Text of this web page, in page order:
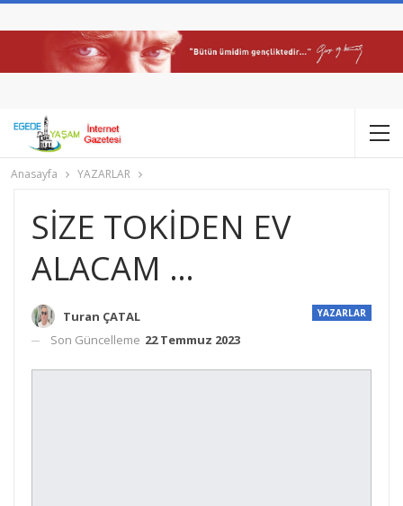
Anasayfa YAZARLAR
SİZE TOKİDEN EV
ALACAM …
YAZARLAR
Turan ÇATAL
Son Güncelleme 22 Temmuz 2023